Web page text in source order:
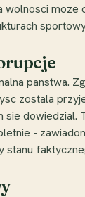
panstwa.
zostala
-